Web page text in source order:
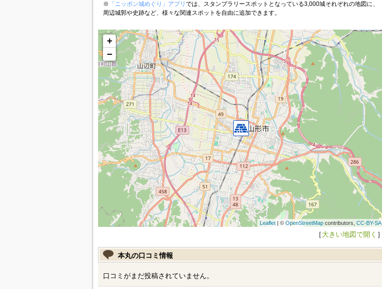
※ 「ニッポン城めぐり」アプリ では、スタンプラリースポットとなっている3,000城それぞれの地図に、
周辺城郭や史跡など、様々な関連スポットを自由に追加できます。
+
−
Leaflet| © OpenStreetMapcontributors, CC-BY-SA
［大きい地図で開く ］
本丸の口コミ情報
口コミがまだ投稿されていません。